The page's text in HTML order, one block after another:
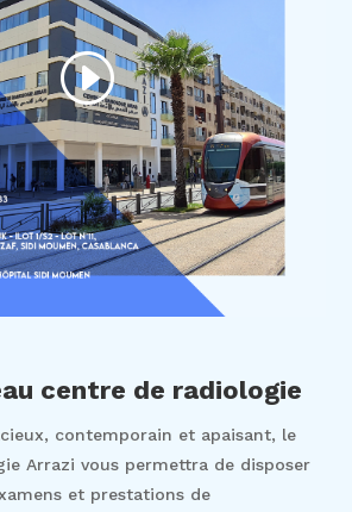
centre de radiologie
contemporain et apaisant, le
Arrazi vous permettra de disposer
et prestations de